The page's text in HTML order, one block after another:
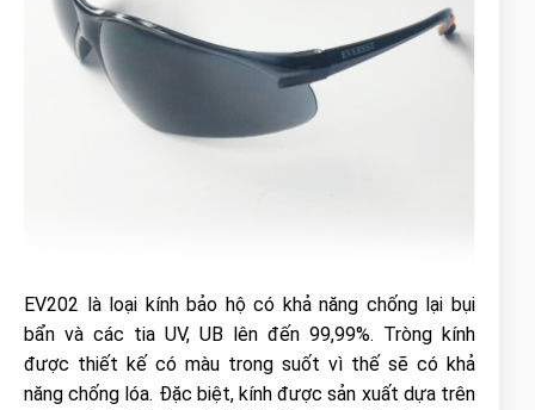
EV202 là loại kính bảo hộ có khả năng chống lại bụi
bẩn và các tia UV, UB lên đến 99,99%. Tròng kính
được thiết kế có màu trong suốt vì thế sẽ có khả
năng chống lóa. Đặc biệt, kính được sản xuất dựa trên